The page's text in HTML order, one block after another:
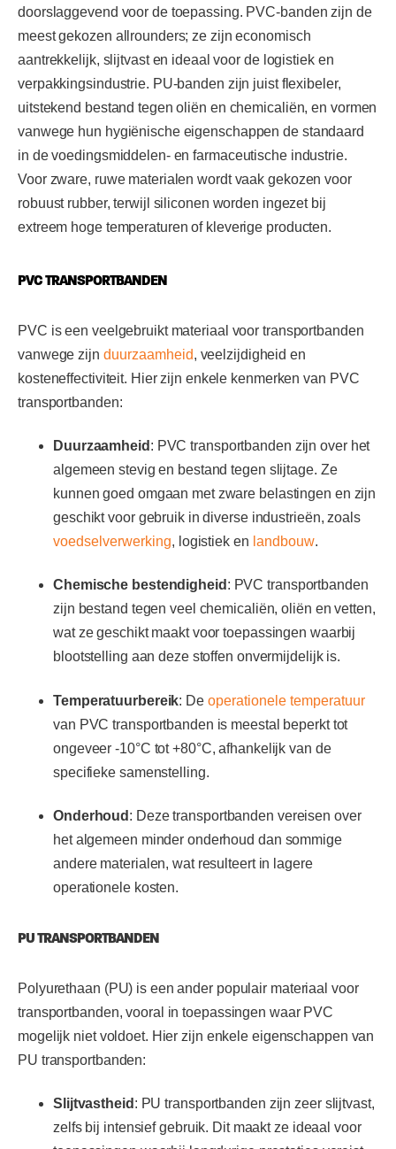
doorslaggevend voor de toepassing. PVC-banden zijn de
meest gekozen allrounders; ze zijn economisch
aantrekkelijk, slijtvast en ideaal voor de logistiek en
verpakkingsindustrie. PU-banden zijn juist flexibeler,
uitstekend bestand tegen oliën en chemicaliën, en vormen
vanwege hun hygiënische eigenschappen de standaard
in de voedingsmiddelen- en farmaceutische industrie.
Voor zware, ruwe materialen wordt vaak gekozen voor
robuust rubber, terwijl siliconen worden ingezet bij
extreem hoge temperaturen of kleverige producten.
PVC TRANSPORTBANDEN
PVC is een veelgebruikt materiaal voor transportbanden
vanwege zijn duurzaamheid, veelzijdigheid en
kosteneffectiviteit. Hier zijn enkele kenmerken van PVC
transportbanden:
Duurzaamheid : PVC transportbanden zijn over het
algemeen stevig en bestand tegen slijtage. Ze
kunnen goed omgaan met zware belastingen en zijn
geschikt voor gebruik in diverse industrieën, zoals
voedselverwerking, logistiek en landbouw.
Chemische bestendigheid : PVC transportbanden
zijn bestand tegen veel chemicaliën, oliën en vetten,
wat ze geschikt maakt voor toepassingen waarbij
blootstelling aan deze stoffen onvermijdelijk is.
Temperatuurbereik: De operationele temperatuur
van PVC transportbanden is meestal beperkt tot
ongeveer -10°C tot +80°C, afhankelijk van de
specifieke samenstelling.
Onderhoud : Deze transportbanden vereisen over
het algemeen minder onderhoud dan sommige
andere materialen, wat resulteert in lagere
operationele kosten.
PU TRANSPORTBANDEN
Polyurethaan (PU) is een ander populair materiaal voor
transportbanden, vooral in toepassingen waar PVC
mogelijk niet voldoet. Hier zijn enkele eigenschappen van
PU transportbanden:
Slijtvastheid : PU transportbanden zijn zeer slijtvast,
zelfs bij intensief gebruik. Dit maakt ze ideaal voor